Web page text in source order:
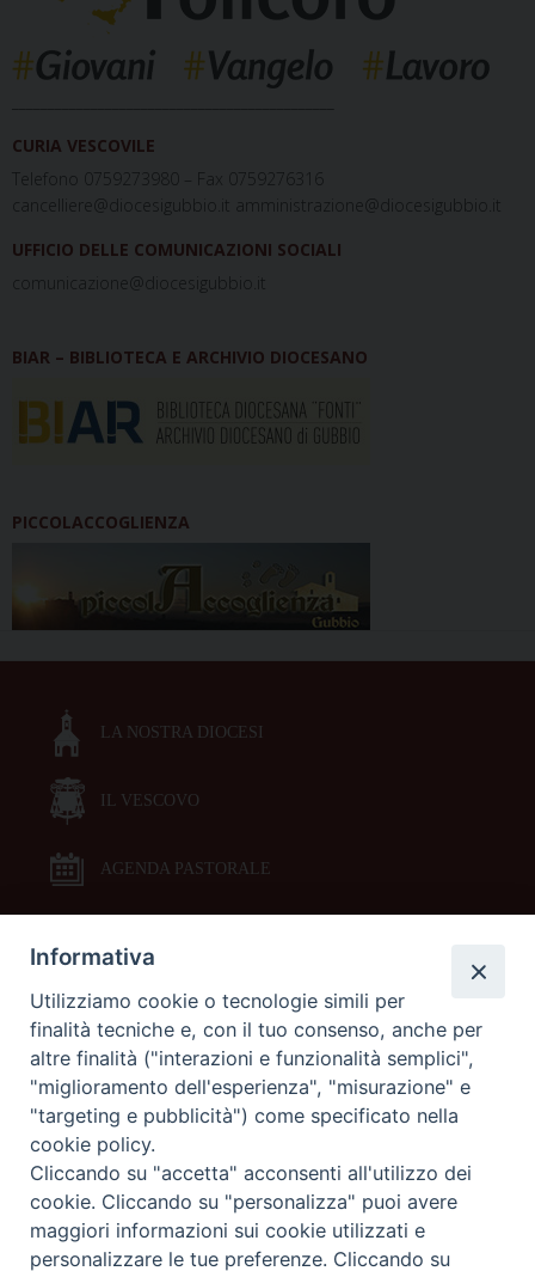
CURIA VESCOVILE
Telefono 0759273980 – Fax 0759276316
cancelliere@diocesigubbio.it amministrazione@diocesigubbio.it
UFFICIO DELLE COMUNICAZIONI SOCIALI
comunicazione@diocesigubbio.it
BIAR – BIBLIOTECA E ARCHIVIO DIOCESANO
PICCOLACCOGLIENZA
LA NOSTRA DIOCESI
IL VESCOVO
AGENDA PASTORALE
DOCUMENTI PASTORALI
ORARI MESSE
LITURGIA DELLE ORE
GALLERIE FOTOGRAFICHE
GALLERIE VIDEO
Informativa
Utilizziamo cookie o tecnologie simili per
finalità tecniche e, con il tuo consenso, anche per
altre finalità ("interazioni e funzionalità semplici",
"miglioramento dell'esperienza", "misurazione" e
"targeting e pubblicità") come specificato nella
cookie policy.
Cliccando su "accetta" acconsenti all'utilizzo dei
cookie. Cliccando su "personalizza" puoi avere
maggiori informazioni sui cookie utilizzati e
personalizzare le tue preferenze. Cliccando su